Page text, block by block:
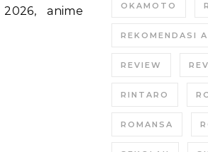
anime
OKAMOTO
REKOMENDASI
REVIEW
RINTARO
ROMANSA